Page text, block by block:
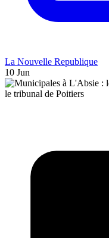
La Nouvelle Republique
10 Jun